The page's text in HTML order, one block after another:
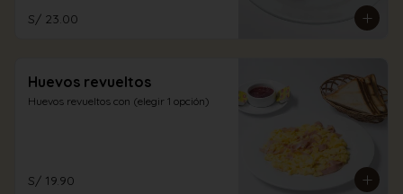
S/ 23.00
Huevos revueltos
Huevos revueltos con (elegir 1 opción)
S/ 19.90